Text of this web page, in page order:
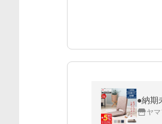
●納期
ヤ